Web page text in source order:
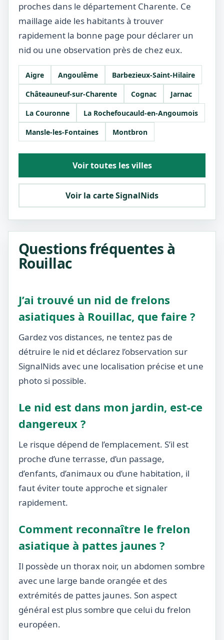
proches dans le département Charente. Ce
maillage aide les habitants à trouver
rapidement la bonne page pour déclarer un
nid ou une observation près de chez eux.
Aigre Angoulême
Barbezieux-Saint-Hilaire
Châteauneuf-sur-Charente
Cognac
Jarnac
La Couronne
La Rochefoucauld-en-Angoumois
Mansle-les-Fontaines
Montbron
Voir toutes les villes
Voir la carte SignalNids
Questions fréquentes à
Rouillac
J’ai trouvé un nid de frelons
asiatiques à Rouillac, que faire ?
Gardez vos distances, ne tentez pas de
détruire le nid et déclarez l’observation sur
SignalNids avec une localisation précise et une
photo si possible.
Le nid est dans mon jardin, est-ce
dangereux ?
Le risque dépend de l’emplacement. S’il est
proche d’une terrasse, d’un passage,
d’enfants, d’animaux ou d’une habitation, il
faut éviter toute approche et signaler
rapidement.
Comment reconnaître le frelon
asiatique à pattes jaunes ?
Il possède un thorax noir, un abdomen sombre
avec une large bande orangée et des
extrémités de pattes jaunes. Son aspect
général est plus sombre que celui du frelon
européen.